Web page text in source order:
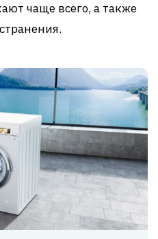
чаще всего, а также